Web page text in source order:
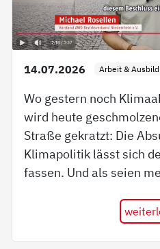
14.07.2026 Arbeit &
Wo gestern noch
wird heute
Straße gekratzt: Die
Klimapolitik lässt sich
fassen. Und als seien